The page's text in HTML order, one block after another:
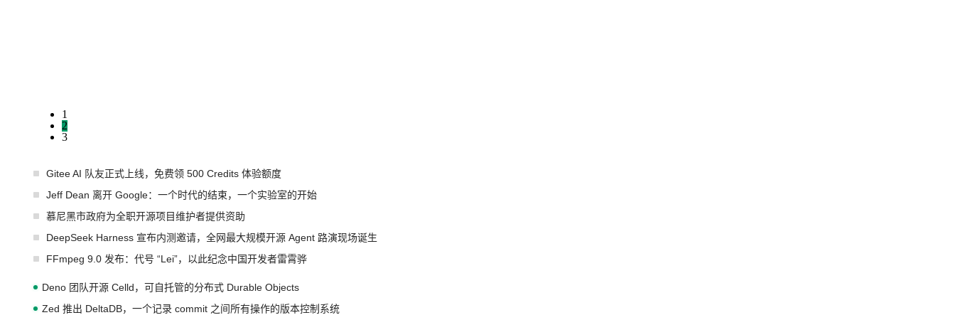
1
2
3
Gitee AI 队友正式上线，免费领 500 Credits 体验额度
Jeff Dean 离开 Google：一个时代的结束，一个实验室的开始
慕尼黑市政府为全职开源项目维护者提供资助
DeepSeek Harness 宣布内测邀请，全网最大规模开源 Agent 路演现场诞生
FFmpeg 9.0 发布：代号 “Lei”，以此纪念中国开发者雷霄骅
Deno 团队开源 Celld，可自托管的分布式 Durable Objects
Zed 推出 DeltaDB，一个记录 commit 之间所有操作的版本控制系统